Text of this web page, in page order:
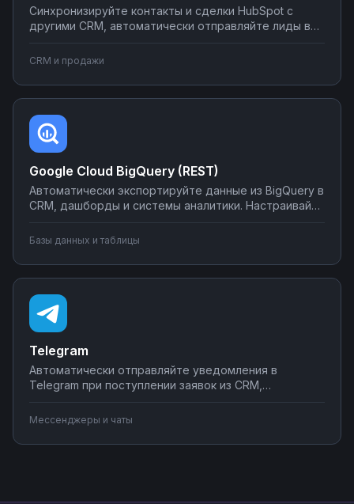
Синхронизируйте контакты и сделки HubSpot с
другими CRM, автоматически отправляйте лиды в
в планировщиках при изменении статуса сделки.
Настраивайте двусторонний обмен данными без
программирования на платформе Nodul.
CRM и продажи
Google Cloud BigQuery (REST)
Автоматически экспортируйте данные из BigQuery в
CRM, дашборды и системы аналитики. Настраивайте
метрики с внешними сервисами, создавайте
Управляйте интеграциями BigQuery без SQL-
программирования.
Базы данных и таблицы
Telegram
Автоматически отправляйте уведомления в
Telegram при поступлении заявок из CRM,
запросов, синхронизируйте сообщения с системами
учета. Подключите мессенджер к вашим бизнес-
процессам через Nodul без программирования за
Мессенджеры и чаты